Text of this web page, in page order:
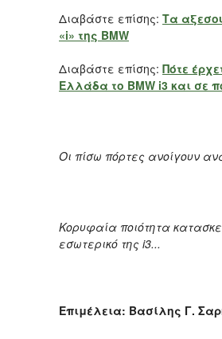
Διαβάστε επίσης: Τα
«i» της BMW
Διαβάστε επίσης: Πότε
Ελλάδα το BMW i3 και σε
Οι πίσω πόρτες ανοίγουν
Κορυφαία ποιότητα
εσωτερικό της i3...
Επιμέλεια: Βασίλης Γ.